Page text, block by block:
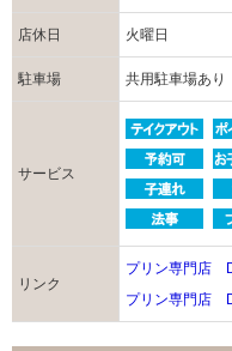
店休日 火曜日
駐車場 共用駐車場あり
サービス
リンク
プリン専門店
プリン専門店